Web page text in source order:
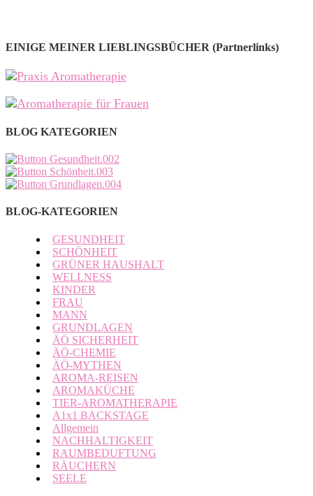
EINIGE MEINER LIEBLINGSBÜCHER (Partnerlinks)
BLOG KATEGORIEN
BLOG-KATEGORIEN
GESUNDHEIT
SCHÖNHEIT
GRÜNER HAUSHALT
WELLNESS
KINDER
FRAU
MANN
GRUNDLAGEN
ÄÖ SICHERHEIT
ÄÖ-CHEMIE
ÄÖ-MYTHEN
AROMA-REISEN
AROMAKÜCHE
TIER-AROMATHERAPIE
A1x1 BACKSTAGE
Allgemein
NACHHALTIGKEIT
RAUMBEDUFTUNG
RÄUCHERN
SEELE